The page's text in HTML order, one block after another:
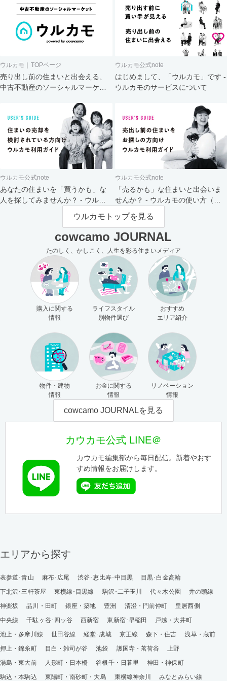
ウルカモ｜TOPページ
売り出し前の住まいと出会える、
中古不動産のソーシャルマーケッ
ウルカモ公式note
はじめまして、「ウルカモ」です -
ウルカモのサービスについて
ウルカモ公式note
あなたの住まいを「買うかも」な
人を探してみませんか？ - ウルカ
ウルカモ公式note
「売るかも」な住まいと出会いま
せんか？ - ウルカモの使い方（買
主さま向け）
ウルカモトップを見る
cowcamo JOURNAL
たのしく、かしこく、人生を彩る住まいメディア
購入に関する
情報
ライフスタイル
別物件選び
おすすめ
エリア紹介
物件・建物
情報
お金に関する
情報
リノベーション
情報
cowcamo JOURNALを見る
カウカモ公式 LINE＠
カウカモ編集部から毎日配信。新着やおす
すめ情報をお届けします。
エリアから探す
表参道･青山 麻布･広尾 渋谷･恵比寿･中目黒
目黒･白金高輪
下北沢･三軒茶屋
東横線･目黒線 駒沢･二子玉川 代々木公園
井の頭線
神楽坂
品川・田町 銀座・築地 豊洲 清澄・門前仲町
皇居西側
中央線
千駄ヶ谷･四ッ谷 西新宿 東新宿･早稲田
戸越・大井町
池上・多摩川線
世田谷線 経堂･成城 京王線 森下・住吉
浅草・蔵前
押上・錦糸町
目白・雑司が谷 池袋 護国寺・茗荷谷
上野
湯島・東大前
人形町・日本橋 谷根千・日暮里
神田・神保町
駒込・本駒込
東陽町・南砂町・大島 東横線神奈川
みなとみらい線